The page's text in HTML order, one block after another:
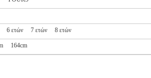
6 ετών 7 ετών 8 ετών
164cm